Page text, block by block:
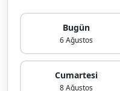
Bugün
6 Ağustos
Cumartesi
8 Ağustos